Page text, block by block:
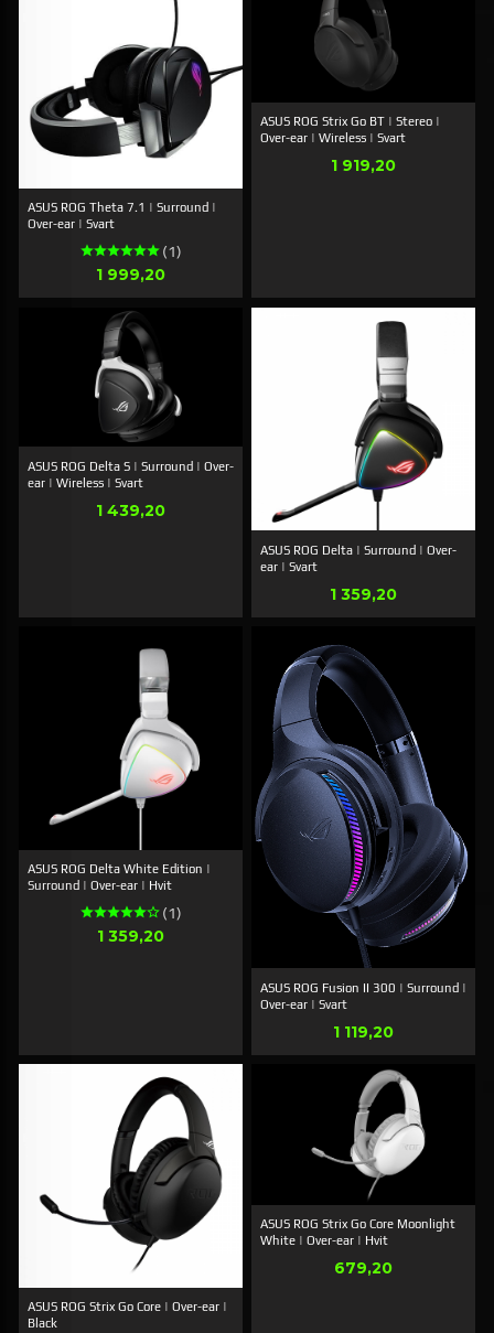
ASUS ROG Theta 7.1 | Surround |
Over-ear | Svart
(1)
Pris
1 999,20
ASUS ROG Strix Go BT | Stereo |
Over-ear | Wireless | Svart
Pris
1 919,20
ASUS ROG Delta S | Surround | Over-
ear | Wireless | Svart
Pris
1 439,20
ASUS ROG Delta | Surround | Over-
ear | Svart
Pris
1 359,20
ASUS ROG Delta White Edition |
Surround | Over-ear | Hvit
(1)
Pris
1 359,20
ASUS ROG Fusion II 300 | Surround |
Over-ear | Svart
Pris
1 119,20
ASUS ROG Strix Go Core | Over-ear |
Black
ASUS ROG Strix Go Core Moonlight
White | Over-ear | Hvit
Pris
679,20